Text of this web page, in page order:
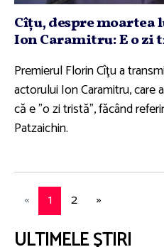
Cîţu, despre
Ion Caramitru: E o zi
Premierul Florin Cîţu a
actorului Ion Caramitru, care
că e "o zi tristă", făcând
Patzaichin.
« 1 2 »
ULTIMELE ȘTIRI